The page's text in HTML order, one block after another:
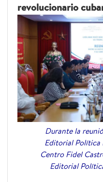
revolucionario
Durante la
Editorial Política
Centro Fidel
Editorial